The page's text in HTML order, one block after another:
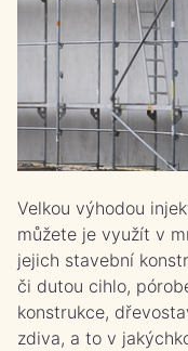
Velkou výhodou
můžete je využít v
jejich stavební
či dutou cihlo,
konstrukce,
zdiva, a to v